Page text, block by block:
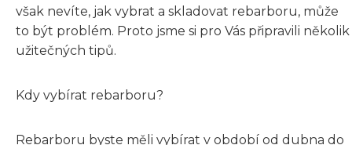
však nevíte, jak vybrat a skladovat rebarboru, může
to být problém. Proto jsme si pro Vás připravili několik
užitečných tipů.
Kdy vybírat rebarboru?
Rebarboru byste měli vybírat v období od dubna do